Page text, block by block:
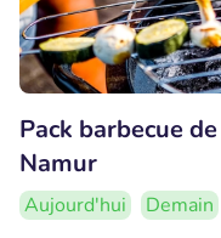
Pack barbecue
Namur
Aujourd'hui Demain